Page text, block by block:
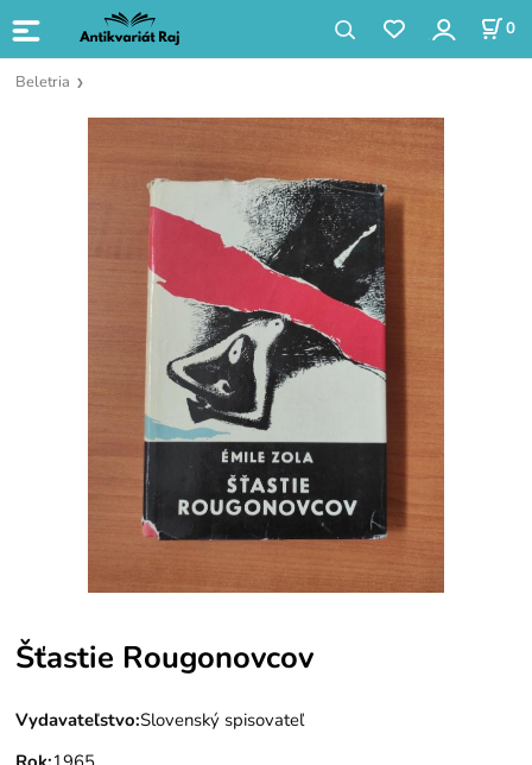
0
Beletria
Šťastie Rougonovcov
Vydavateľstvo:Slovenský spisovateľ